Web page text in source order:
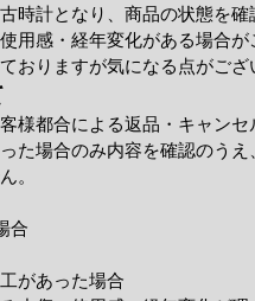
時計となり、商品の状態を
用感・経年変化がある場合が
おりますが気になる点がご
様都合による返品・キャンセ
た場合のみ内容を確認のうえ
。
合
があった場合